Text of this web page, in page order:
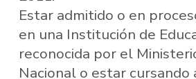
Estar admitido o en
en una Institución de
reconocida por el
Nacional o estar cursando